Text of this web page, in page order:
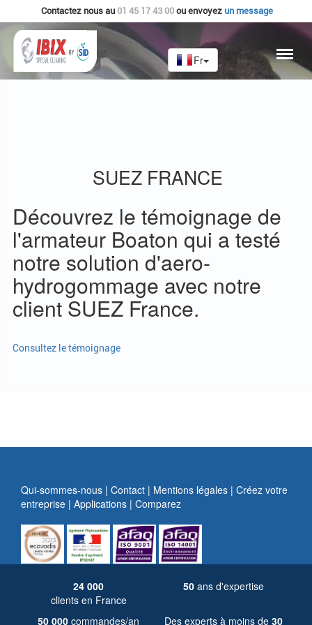
Contactez nous au 01 45 17 43 00ou envoyez un message
SUEZ FRANCE
Découvrez le témoignage de
l'armateur Boaton qui a testé
notre solution d'aero-
hydrogommage avec notre
client SUEZ France.
Consultez le témoignage
Qui-sommes-nous | Contact | Mentions légales | Créez votre
entreprise | Applications | Comparez
24 000
clients en France
50 ans d'expertise
50 000 commandes/an Des experts à moins de 30